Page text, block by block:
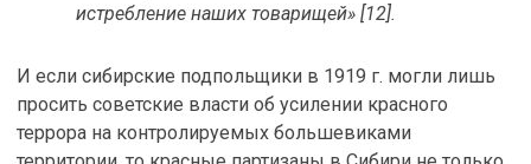
истребление наших товарищей» [12].
И если сибирские подпольщики в 1919 г. могли лишь
просить советские власти об усилении красного
террора на контролируемых большевиками